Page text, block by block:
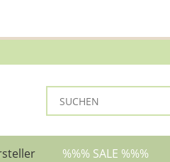
%%% SALE %%%